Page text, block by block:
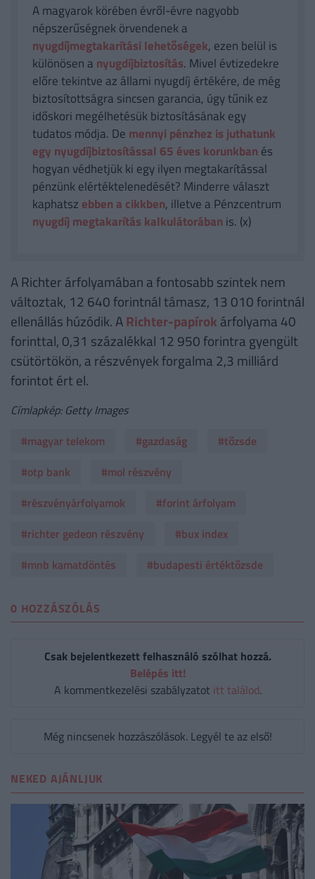
A magyarok körében évről-évre nagyobb
népszerűségnek örvendenek a
nyugdíjmegtakarítási lehetőségek, ezen belül is
különösen a nyugdíjbiztosítás. Mivel évtizedekre
előre tekintve az állami nyugdíj értékére, de még
biztosítottságra sincsen garancia, úgy tűnik ez
időskori megélhetésük biztosításának egy
tudatos módja. De mennyi pénzhez is juthatunk
egy nyugdíjbiztosítással 65 éves korunkban és
hogyan védhetjük ki egy ilyen megtakarítással
pénzünk elértéktelenedését? Minderre választ
kaphatsz ebben a cikkben, illetve a Pénzcentrum
nyugdíj megtakarítás kalkulátorában is. (x)
A Richter árfolyamában a fontosabb szintek nem
változtak, 12 640 forintnál támasz, 13 010 forintnál
ellenállás húzódik. ARichter-papírok árfolyama 40
forinttal, 0,31 százalékkal 12 950 forintra gyengült
csütörtökön, a részvények forgalma 2,3 milliárd
forintot ért el.
Címlapkép: Getty Images
#magyar telekom
#gazdaság
#tőzsde
#otp bank
#mol részvény
#részvényárfolyamok
#forint árfolyam
#richter gedeon részvény
#bux index
#mnb kamatdöntés
#budapesti értéktőzsde
0 HOZZÁSZÓLÁS
Csak bejelentkezett felhasználó szólhat hozzá.
Belépés itt!
A kommentkezelési szabályzatot itt találod.
Még nincsenek hozzászólások. Legyél te az első!
NEKED AJÁNLJUK